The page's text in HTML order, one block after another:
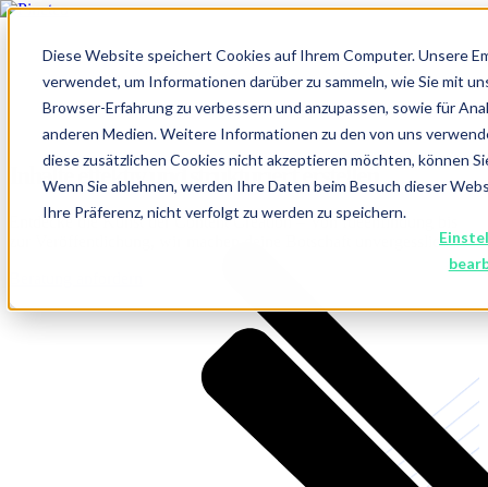
Diese Website speichert Cookies auf Ihrem Computer. Unsere
verwendet, um Informationen darüber zu sammeln, wie Sie mit
Browser-Erfahrung zu verbessern und anzupassen, sowie für
anderen Medien. Weitere Informationen zu den von uns
diese zusätzlichen Cookies nicht akzeptieren möchten, können
Wenn Sie ablehnen, werden Ihre Daten beim Besuch dieser
Ihre Präferenz, nicht verfolgt zu werden zu speichern.
Inhalte effektiv und strukturiert erstellen
Entdecke die Kunst der Content Creation – Von Ideenfindung bis
zur Veröffentlichung, wir machen deine Botschaft unvergesslich.